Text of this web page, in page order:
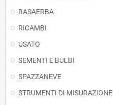
RASAERBA
RICAMBI
USATO
SEMENTI E BULBI
SPAZZANEVE
STRUMENTI DI MISURAZIONE